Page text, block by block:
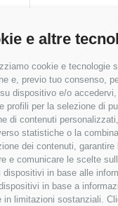
e altre
cookie e tecnologie
e, previo tuo consenso,
dispositivo e/o
profili per la selezione di
di contenuti
statistiche o la
dei contenuti,
e comunicare le scelte
in base alle
in base a
in limitazioni sostanziali.